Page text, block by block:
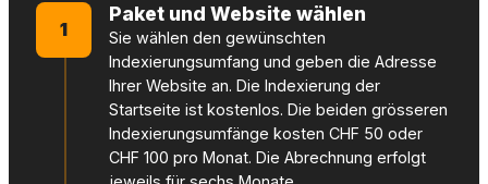
1
Paket und Website wählen
Sie wählen den gewünschten
Indexierungsumfang und geben die Adresse
Ihrer Website an. Die Indexierung der
Startseite ist kostenlos. Die beiden grösseren
Indexierungsumfänge kosten CHF 50 oder
CHF 100 pro Monat. Die Abrechnung erfolgt